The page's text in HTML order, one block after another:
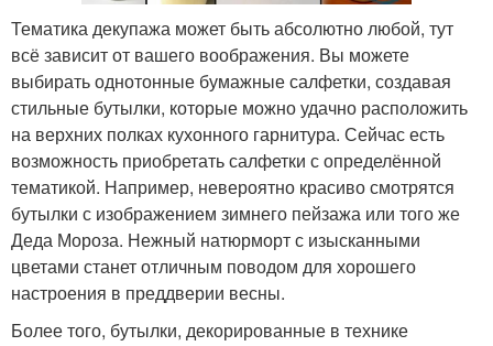
Тематика декупажа может быть абсолютно любой, тут
всё зависит от вашего воображения. Вы можете
выбирать однотонные бумажные салфетки, создавая
стильные бутылки, которые можно удачно расположить
на верхних полках кухонного гарнитура. Сейчас есть
возможность приобретать салфетки с определённой
тематикой. Например, невероятно красиво смотрятся
бутылки с изображением зимнего пейзажа или того же
Деда Мороза. Нежный натюрморт с изысканными
цветами станет отличным поводом для хорошего
настроения в преддверии весны.
Более того, бутылки, декорированные в технике